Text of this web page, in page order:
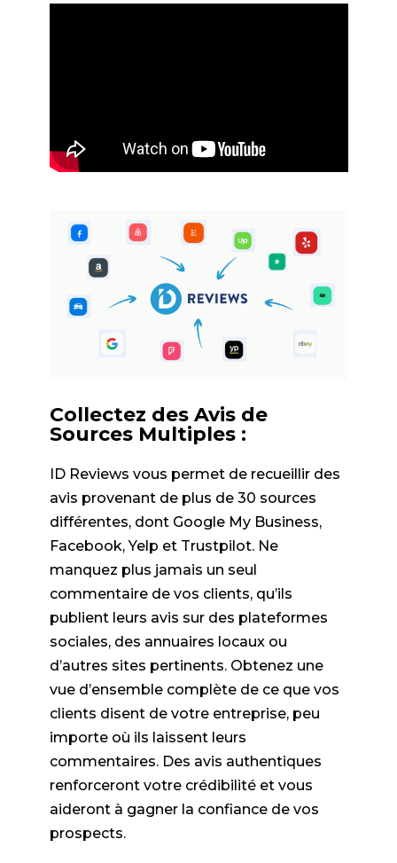
Collectez des Avis de
Sources Multiples :
ID Reviews vous permet de recueillir des
avis provenant de plus de 30 sources
différentes, dont Google My Business,
Facebook, Yelp et Trustpilot. Ne
manquez plus jamais un seul
commentaire de vos clients, qu’ils
publient leurs avis sur des plateformes
sociales, des annuaires locaux ou
d’autres sites pertinents. Obtenez une
vue d’ensemble complète de ce que vos
clients disent de votre entreprise, peu
importe où ils laissent leurs
commentaires. Des avis authentiques
renforceront votre crédibilité et vous
aideront à gagner la confiance de vos
prospects.